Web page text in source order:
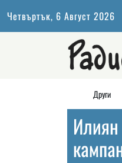
Четвъртък, 6 Август 2026
Други